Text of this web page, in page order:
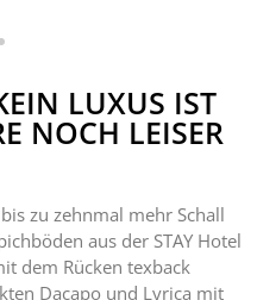
LUXUS IST
NOCH LEISER
zu zehnmal mehr Schall
aus der STAY Hotel
dem Rücken texback
Dacapo und Lyrica mit